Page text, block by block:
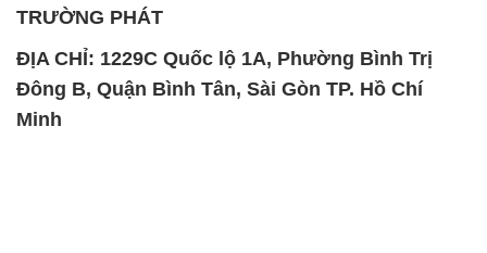
TRƯỜNG PHÁT
ĐỊA CHỈ: 1229C Quốc lộ 1A, Phường Bình Trị
Đông B, Quận Bình Tân, Sài Gòn TP. Hồ Chí
Minh